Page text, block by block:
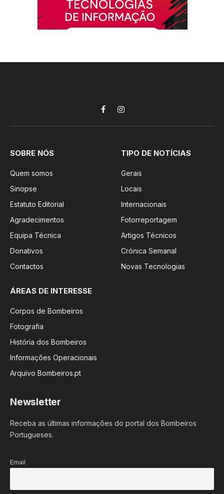
FacebookInstagram
SOBRE NÓS
Quem somos
Sinopse
Estatuto Editorial
Agradecimentos
Equipa Técnica
Donativos
Contactos
TIPO DE NOTÍCIAS
Gerais
Locais
Internacionais
Fotorreportagem
Artigos Técnicos
Crónica Semanal
Novas Tecnologias
ÁREAS DE INTERESSE
Corpos de Bombeiros
Fotografia
História dos Bombeiros
Informações Operacionais
Arquivo Bombeiros.pt
Newsletter
Receba as últimas informações do portal dos Bombeiros
Portugueses.
Email